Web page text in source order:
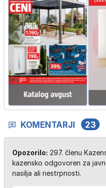
KOMENTARJI 23
Opozorilo: 297. členu
kazensko odgovoren za
nasilja ali nestrpnosti.